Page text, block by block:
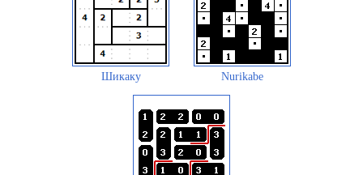
Шикаку Nurikabe